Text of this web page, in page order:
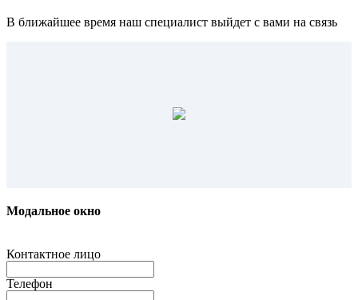
В ближайшее время наш специалист выйдет с вами на связь
Модальное окно
Контактное лицо
Телефон